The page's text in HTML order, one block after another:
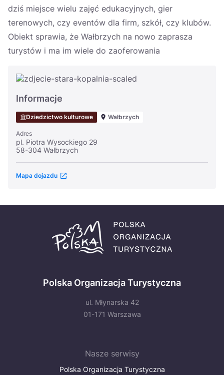
dziś miejsce wielu zajęć edukacyjnych, gier
terenowych, czy eventów dla firm, szkół, czy klubów.
Obiekt sprawia, że Wałbrzych na nowo zaprasza
turystów i ma im wiele do zaoferowania
Informacje
Dziedzictwo kulturowe Wałbrzych
Adres
pl. Piotra Wysockiego 29
58-304 Wałbrzych
Mapa dojazdu
Polska Organizacja Turystyczna
ul. Młynarska 42
01-171 Warszawa
Nasze serwisy
Polska Organizacja Turystyczna